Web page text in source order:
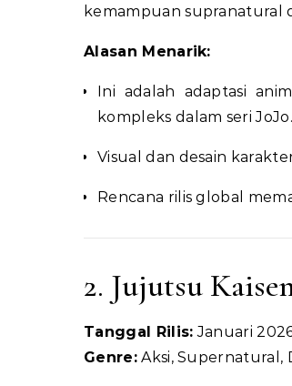
kemampuan supranatural
Alasan Menarik:
Ini adalah adaptasi
kompleks dalam seri JoJo.
Visual dan desain
Rencana rilis global
2. Jujutsu
Tanggal Rilis: Januari
Genre:Aksi, Supernatural,